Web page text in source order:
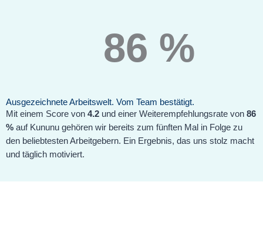
86 %
Ausgezeichnete Arbeitswelt. Vom Team bestätigt.
Mit einem Score von 4.2 und einer Weiterempfehlungsrate von 86
% auf Kununu gehören wir bereits zum fünften Mal in Folge zu
den beliebtesten Arbeitgebern. Ein Ergebnis, das uns stolz macht
und täglich motiviert.